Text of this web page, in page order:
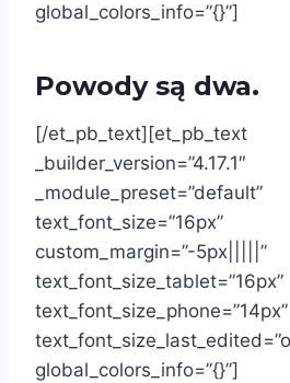
global_colors_info=”{}”]
Powody są dwa.
[/et_pb_text][et_pb_text
_builder_version=”4.17.1″
_module_preset=”default”
text_font_size=”16px”
custom_margin=”-5px|||||”
text_font_size_tablet=”16px”
text_font_size_phone=”14px”
global_colors_info=”{}”]